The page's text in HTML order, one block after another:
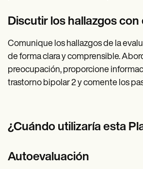
Discutir los hallazgos con
Comunique los hallazgos de la
de forma clara y comprensible.
preocupación, proporcione
trastorno bipolar 2 y comente los
¿Cuándo utilizaría esta
Autoevaluación